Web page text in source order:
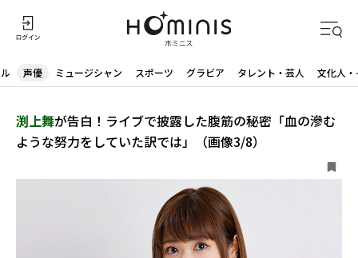
声優 ミュージシャン スポーツ グラビア タレント・芸人 文化人
渕上舞が告白！ライブで披露した腹筋の秘密「血の滲む
ような努力をしていた訳では」（画像3/8）